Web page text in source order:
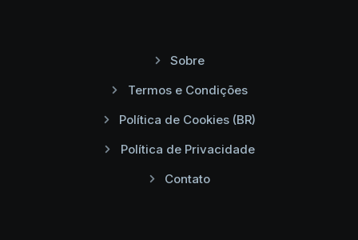
Sobre
Termos e Condições
Política de Cookies (BR)
Política de Privacidade
Contato